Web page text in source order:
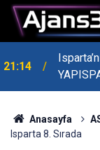
21:14
Anasayfa
Isparta 8. Sırada